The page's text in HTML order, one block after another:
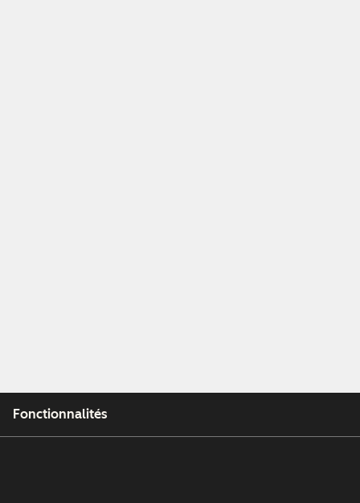
Fonctionnalités